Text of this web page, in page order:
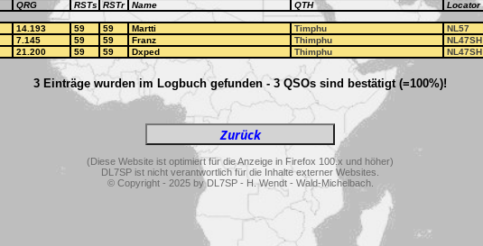
QRG RSTs RSTr Name QTH Locator
14.193 59 59 Martti Timphu NL57
7.145 59 59 Franz Thimphu NL47SH
21.200 59 59 Dxped Thimphu NL47SH
3 Einträge wurden im Logbuch gefunden - 3 QSOs sind bestätigt (=100%)!
(Diese Website ist optimiert für die Anzeige in Firefox 100.x und höher)
DL7SP ist nicht verantwortlich für die Inhalte externer Websites.
© Copyright - 2025 by DL7SP - H. Wendt - Wald-Michelbach.